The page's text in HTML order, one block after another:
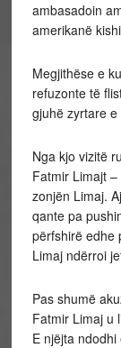
ambasadoin
amerikanë
Megjithëse e
refuzonte të
gjuhë zyrtare
Nga kjo vizitë
Fatmir Limajt
zonjën Limaj.
qante pa
përfshirë edhe
Limaj ndërroi
Pas shumë
Fatmir Limaj u
E njëjta